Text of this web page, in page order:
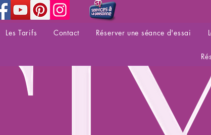
Les Tarifs Contact Réserver une séance d'essai